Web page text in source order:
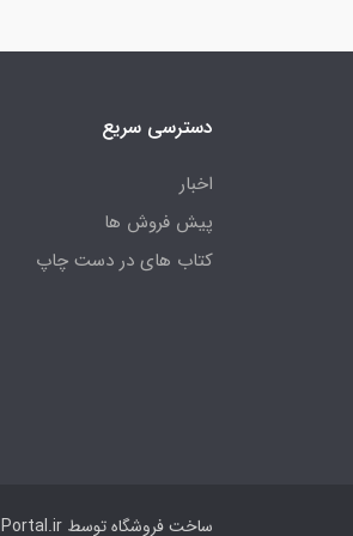
دسترسی سریع
اخبار
پیش فروش ها
کتاب های در دست چاپ
ساخت فروشگاه توسط Portal.ir